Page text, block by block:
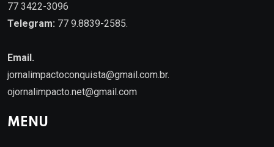
77 3422-3096
Telegram: 77 9.8839-2585.
Email.
jornalimpactoconquista@gmail.com.br.
ojornalimpacto.net@gmail.com
MENU